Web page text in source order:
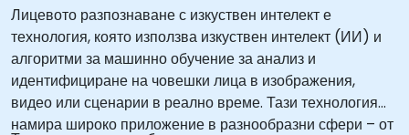
Лицевото разпознаване с изкуствен интелект е
технология, която използва изкуствен интелект (ИИ) и
алгоритми за машинно обучение за анализ и
идентифициране на човешки лица в изображения,
видео или сценарии в реално време. Тази технология
намира широко приложение в разнообразни сфери – от